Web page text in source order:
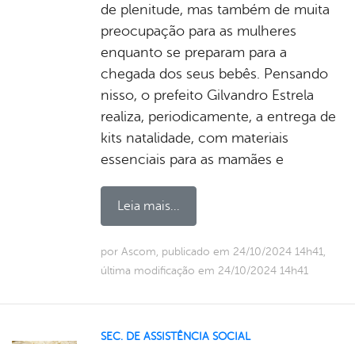
de plenitude, mas também de muita
preocupação para as mulheres
enquanto se preparam para a
chegada dos seus bebês. Pensando
nisso, o prefeito Gilvandro Estrela
realiza, periodicamente, a entrega de
kits natalidade, com materiais
essenciais para as mamães e
Leia mais...
por Ascom, publicado em 24/10/2024 14h41,
última modificação em 24/10/2024 14h41
SEC. DE ASSISTÊNCIA SOCIAL